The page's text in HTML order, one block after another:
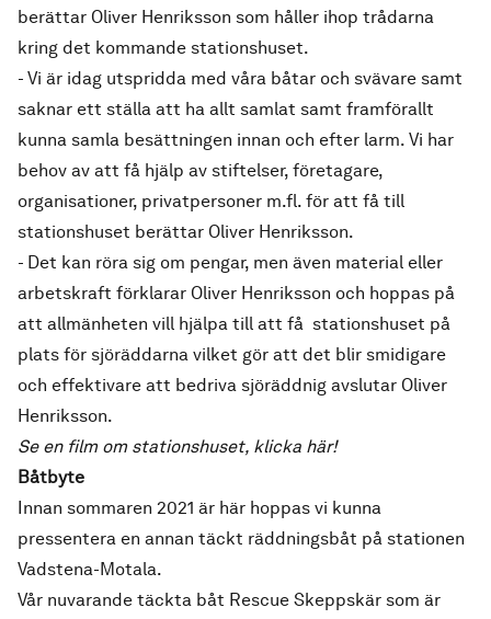
berättar Oliver Henriksson som håller ihop trådarna
kring det kommande stationshuset.
- Vi är idag utspridda med våra båtar och svävare samt
saknar ett ställa att ha allt samlat samt framförallt
kunna samla besättningen innan och efter larm. Vi har
behov av att få hjälp av stiftelser, företagare,
organisationer, privatpersoner m.fl. för att få till
stationshuset berättar Oliver Henriksson.
- Det kan röra sig om pengar, men även material eller
arbetskraft förklarar Oliver Henriksson och hoppas på
att allmänheten vill hjälpa till att få stationshuset på
plats för sjöräddarna vilket gör att det blir smidigare
och effektivare att bedriva sjöräddnig avslutar Oliver
Henriksson.
Se en film om stationshuset, klicka här!
Båtbyte
Innan sommaren 2021 är här hoppas vi kunna
pressentera en annan täckt räddningsbåt på stationen
Vadstena-Motala.
Vår nuvarande täckta båt Rescue Skeppskär som är